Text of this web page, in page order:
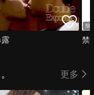
限
禁
更多